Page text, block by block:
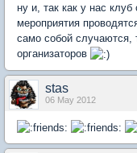
ну и, так как у нас
мероприятия
само собой случаются,
организаторов
stas
06 May 2012